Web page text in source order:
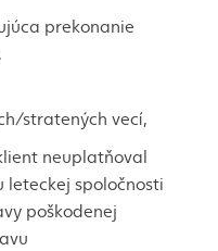
prekonanie
stratených vecí,
neuplatňoval
leteckej spoločnosti
poškodenej